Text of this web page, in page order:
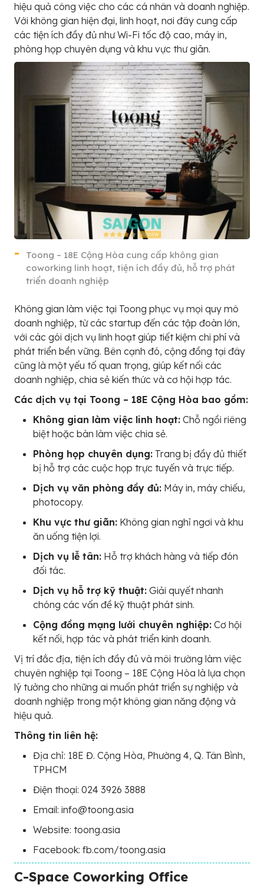
hiệu quả công việc cho các cá nhân và doanh nghiệp.
Với không gian hiện đại, linh hoạt, nơi đây cung cấp
các tiện ích đầy đủ như Wi-Fi tốc độ cao, máy in,
phòng họp chuyên dụng và khu vực thư giãn.
Toong – 18E Cộng Hòa cung cấp không gian
coworking linh hoạt, tiện ích đầy đủ, hỗ trợ phát
triển doanh nghiệp
Không gian làm việc tại Toong phục vụ mọi quy mô
doanh nghiệp, từ các startup đến các tập đoàn lớn,
với các gói dịch vụ linh hoạt giúp tiết kiệm chi phí và
phát triển bền vững. Bên cạnh đó, cộng đồng tại đây
cũng là một yếu tố quan trọng, giúp kết nối các
doanh nghiệp, chia sẻ kiến thức và cơ hội hợp tác.
Các dịch vụ tại Toong – 18E Cộng Hòa bao gồm:
Không gian làm việc linh hoạt: Chỗ ngồi riêng
biệt hoặc bàn làm việc chia sẻ.
Phòng họp chuyên dụng: Trang bị đầy đủ thiết
bị hỗ trợ các cuộc họp trực tuyến và trực tiếp.
Dịch vụ văn phòng đầy đủ: Máy in, máy chiếu,
photocopy.
Khu vực thư giãn: Không gian nghỉ ngơi và khu
ăn uống tiện lợi.
Dịch vụ lễ tân: Hỗ trợ khách hàng và tiếp đón
đối tác.
Dịch vụ hỗ trợ kỹ thuật: Giải quyết nhanh
chóng các vấn đề kỹ thuật phát sinh.
Cộng đồng mạng lưới chuyên nghiệp: Cơ hội
kết nối, hợp tác và phát triển kinh doanh.
Vị trí đắc địa, tiện ích đầy đủ và môi trường làm việc
chuyên nghiệp tại Toong – 18E Cộng Hòa là lựa chọn
lý tưởng cho những ai muốn phát triển sự nghiệp và
doanh nghiệp trong một không gian năng động và
hiệu quả.
Thông tin liên hệ:
Địa chỉ: 18E Đ. Cộng Hòa, Phường 4, Q. Tân Bình,
TPHCM
Điện thoại: 024 3926 3888
Email: info@toong.asia
Website: toong.asia
Facebook: fb.com/toong.asia
C-Space Coworking Office